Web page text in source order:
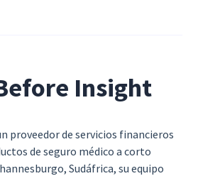
Insight
proveedor de servicios financieros
de seguro médico a corto
Sudáfrica, su equipo